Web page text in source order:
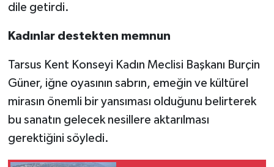
dile getirdi.
Kadınlar destekten memnun
Tarsus Kent Konseyi Kadın Meclisi Başkanı Burçin
Güner, iğne oyasının sabrın, emeğin ve kültürel
mirasın önemli bir yansıması olduğunu belirterek
bu sanatın gelecek nesillere aktarılması
gerektiğini söyledi.